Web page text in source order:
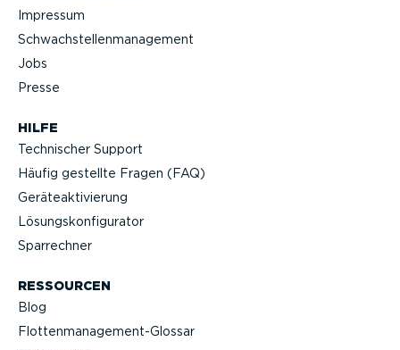
HILFE
Technischer Support
Häufig gestellte Fragen (FAQ)
Geräteak­ti­vierung
Lösungs­kon­fi­gu­rator
Sparrechner
RESSOURCEN
Blog
Flotten­management-Glossar
Impressum
Schwach­stel­len­ma­nagement
Jobs
Presse